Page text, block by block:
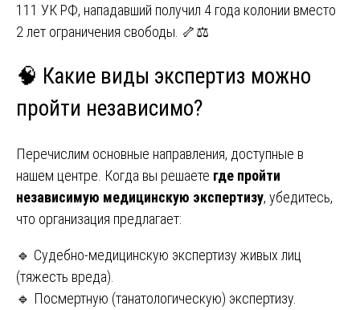
111 УК РФ, нападавший получил 4 года колонии вместо
2 лет ограничения свободы. 🦴⚖️
🧠 Какие виды экспертиз можно
пройти независимо?
Перечислим основные направления, доступные в
нашем центре. Когда вы решаете где пройти
независимую медицинскую экспертизу, убедитесь,
что организация предлагает:
🔹 Судебно-медицинскую экспертизу живых лиц
(тяжесть вреда).
🔹 Посмертную (танатологическую) экспертизу.